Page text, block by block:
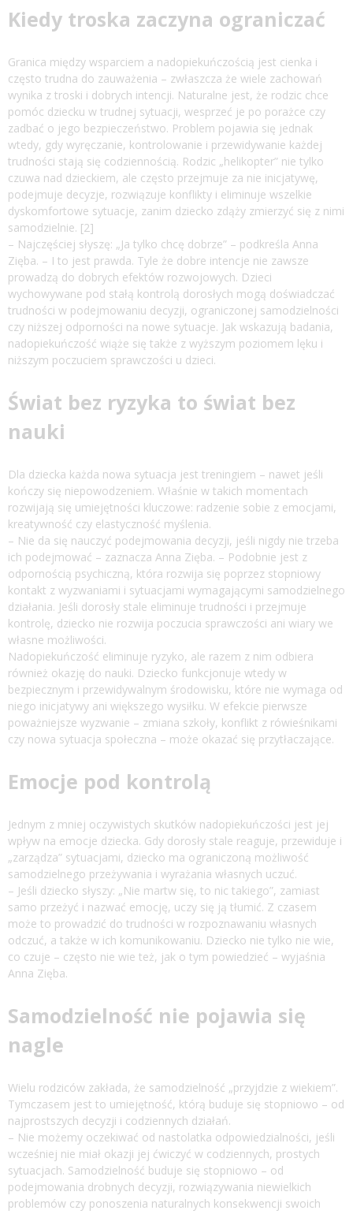
Kiedy troska zaczyna ograniczać
Granica między wsparciem a nadopiekuńczością jest cienka i
często trudna do zauważenia – zwłaszcza że wiele zachowań
wynika z troski i dobrych intencji. Naturalne jest, że rodzic chce
pomóc dziecku w trudnej sytuacji, wesprzeć je po porażce czy
zadbać o jego bezpieczeństwo. Problem pojawia się jednak
wtedy, gdy wyręczanie, kontrolowanie i przewidywanie każdej
trudności stają się codziennością. Rodzic „helikopter” nie tylko
czuwa nad dzieckiem, ale często przejmuje za nie inicjatywę,
podejmuje decyzje, rozwiązuje konflikty i eliminuje wszelkie
dyskomfortowe sytuacje, zanim dziecko zdąży zmierzyć się z nimi
samodzielnie. [2]
– Najczęściej słyszę: „Ja tylko chcę dobrze” – podkreśla Anna
Zięba. – I to jest prawda. Tyle że dobre intencje nie zawsze
prowadzą do dobrych efektów rozwojowych. Dzieci
wychowywane pod stałą kontrolą dorosłych mogą doświadczać
trudności w podejmowaniu decyzji, ograniczonej samodzielności
czy niższej odporności na nowe sytuacje. Jak wskazują badania,
nadopiekuńczość wiąże się także z wyższym poziomem lęku i
niższym poczuciem sprawczości u dzieci.
Świat bez ryzyka to świat bez
nauki
Dla dziecka każda nowa sytuacja jest treningiem – nawet jeśli
kończy się niepowodzeniem. Właśnie w takich momentach
rozwijają się umiejętności kluczowe: radzenie sobie z emocjami,
kreatywność czy elastyczność myślenia.
– Nie da się nauczyć podejmowania decyzji, jeśli nigdy nie trzeba
ich podejmować – zaznacza Anna Zięba. – Podobnie jest z
odpornością psychiczną, która rozwija się poprzez stopniowy
kontakt z wyzwaniami i sytuacjami wymagającymi samodzielnego
działania. Jeśli dorosły stale eliminuje trudności i przejmuje
kontrolę, dziecko nie rozwija poczucia sprawczości ani wiary we
własne możliwości.
Nadopiekuńczość eliminuje ryzyko, ale razem z nim odbiera
również okazję do nauki. Dziecko funkcjonuje wtedy w
bezpiecznym i przewidywalnym środowisku, które nie wymaga od
niego inicjatywy ani większego wysiłku. W efekcie pierwsze
poważniejsze wyzwanie – zmiana szkoły, konflikt z rówieśnikami
czy nowa sytuacja społeczna – może okazać się przytłaczające.
Emocje pod kontrolą
Jednym z mniej oczywistych skutków nadopiekuńczości jest jej
wpływ na emocje dziecka. Gdy dorosły stale reaguje, przewiduje i
„zarządza” sytuacjami, dziecko ma ograniczoną możliwość
samodzielnego przeżywania i wyrażania własnych uczuć.
– Jeśli dziecko słyszy: „Nie martw się, to nic takiego”, zamiast
samo przeżyć i nazwać emocję, uczy się ją tłumić. Z czasem
może to prowadzić do trudności w rozpoznawaniu własnych
odczuć, a także w ich komunikowaniu. Dziecko nie tylko nie wie,
co czuje – często nie wie też, jak o tym powiedzieć – wyjaśnia
Anna Zięba.
Samodzielność nie pojawia się
nagle
Wielu rodziców zakłada, że samodzielność „przyjdzie z wiekiem”.
Tymczasem jest to umiejętność, którą buduje się stopniowo – od
najprostszych decyzji i codziennych działań.
– Nie możemy oczekiwać od nastolatka odpowiedzialności, jeśli
wcześniej nie miał okazji jej ćwiczyć w codziennych, prostych
sytuacjach. Samodzielność buduje się stopniowo – od
podejmowania drobnych decyzji, rozwiązywania niewielkich
problemów czy ponoszenia naturalnych konsekwencji swoich